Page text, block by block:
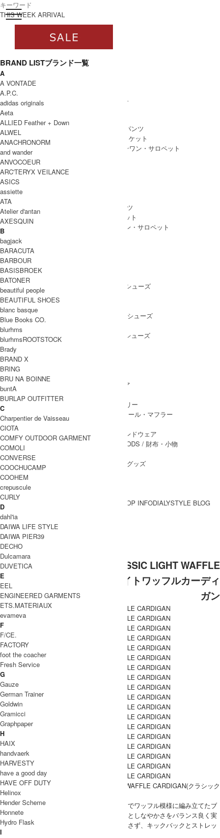
toggle navigation
ログイン
すべて
WOMEN
WOMEN ALL ITEM
/ ワンピース
SKIRT
BOTTOMS
/ ボトムス・パンツ
/ アウター・ジャケット
/ オールインワン・サロペット
MEN
MEN ALL ITEM
/ ボトムス・パンツ
/ アウター・ジャケット
/ オールインワン・サロペット
SHOES
SHOES ALL ITEM
/ ドレスシューズ
BOOTS
PUMPS
/ バレエシューズ
OTHER SHOES
/ その他シューズ
GOODS
GOODS ALL ITEM
/ 帽子・ヘッドウェア
BAG
ACCESSARY
/ アクセサリー
/ ストール・マフラー
LEG WEAR
HAND WEAR
/ 手袋・ハンドウェア
WALLET&GENERAL GOODS / 財布・小物
/ その他グッズ
BRAND一覧
BRAND一覧
SHOP INFODIALYSTYLE BLOG
CURLY (カーリー)
CURLY (カーリー) CLASSIC LIGHT WAFFLE
CARDIGAN / クラシックライトワッフルカーディ
ガン
CURLY(カーリー)より、『CLASSIC LIGHT WAFFLE CARDIGAN(クラシック
ライトワッフルカーディガン)』
素材にはウールミックスの膨らみが豊かな糸でワッフル模様に編み立てたブ
リスタージャカード生地を使用。適度な厚みとしなやかさをバランス良く実
現しているのでワッフル特有の型崩れを起こさず、キックバックとストレッ
チ性にも優れています。
THIS WEEK ARRIVAL
BRAND LISTブランド一覧
A
A VONTADE
A.P.C.
adidas originals
Aeta
ALLIED Feather + Down
ALWEL
ANACHRONORM
and wander
ANVOCOEUR
ARC'TERYX VEILANCE
ASICS
assiette
ATA
Atelier d'antan
AXESQUIN
B
bagjack
BARACUTA
BARBOUR
BASISBROEK
BATONER
beautiful people
BEAUTIFUL SHOES
blanc basque
Blue Books CO.
blurhms
blurhmsROOTSTOCK
Brady
BRAND X
BRING
BRU NA BOINNE
buntA
BURLAP OUTFITTER
C
Charpentier de Vaisseau
CIOTA
COMFY OUTDOOR GARMENT
COMOLI
CONVERSE
COOCHUCAMP
COOHEM
crepuscule
CURLY
D
dahl'ia
DAIWA LIFE STYLE
DAIWA PIER39
DECHO
Dulcamara
DUVETICA
E
EEL
ENGINEERED GARMENTS
ETS.MATERIAUX
evameva
F
F/CE.
FACTORY
foot the coacher
Fresh Service
G
Gauze
German Trainer
Goldwin
Gramicci
Graphpaper
H
HAIX
handvaerk
HARVESTY
have a good day
HAVE OFF DUTY
Helinox
Hender Scheme
Honnete
Hydro Flask
I